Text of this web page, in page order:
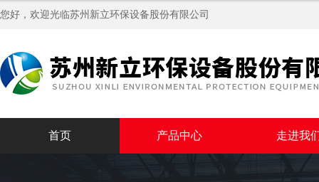
您好，欢迎光临苏州新立环保设备股份有限公司
首页 产品中心 走进我